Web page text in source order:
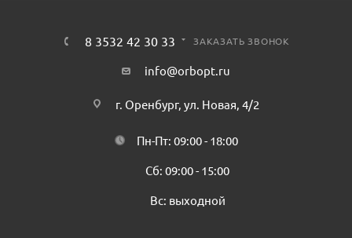
8 3532 42 30 33 ЗАКАЗАТЬ ЗВОНОК
info@orbopt.ru
г. Оренбург, ул. Новая, 4/2
Пн-Пт: 09:00 - 18:00
Сб: 09:00 - 15:00
Вс: выходной